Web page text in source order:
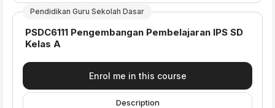
Pendidikan Guru Sekolah Dasar
Course name
PSDC6111 Pengembangan Pembelajaran IPS SD
Kelas A
Enrol me in this course
Description